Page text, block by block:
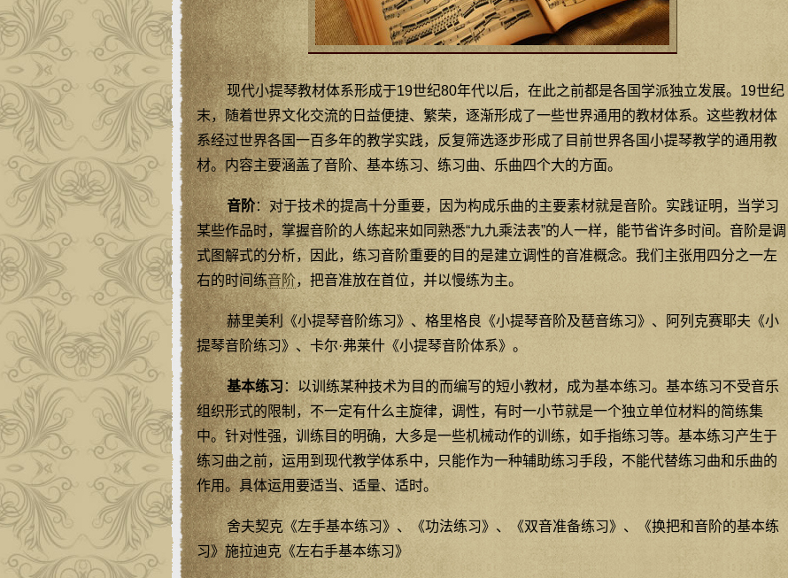
现代小提琴教材体系形成于19世纪80年代以后，在此之前都是各国学派独立发展。19世纪
末，随着世界文化交流的日益便捷、繁荣，逐渐形成了一些世界通用的教材体系。这些教材体
系经过世界各国一百多年的教学实践，反复筛选逐步形成了目前世界各国小提琴教学的通用教
材。内容主要涵盖了音阶、基本练习、练习曲、乐曲四个大的方面。
音阶：对于技术的提高十分重要，因为构成乐曲的主要素材就是音阶。实践证明，当学习
某些作品时，掌握音阶的人练起来如同熟悉“九九乘法表”的人一样，能节省许多时间。音阶是调
式图解式的分析，因此，练习音阶重要的目的是建立调性的音准概念。我们主张用四分之一左
右的时间练音阶，把音准放在首位，并以慢练为主。
赫里美利《小提琴音阶练习》、格里格良《小提琴音阶及琶音练习》、阿列克赛耶夫《小
提琴音阶练习》、卡尔·弗莱什《小提琴音阶体系》。
基本练习：以训练某种技术为目的而编写的短小教材，成为基本练习。基本练习不受音乐
组织形式的限制，不一定有什么主旋律，调性，有时一小节就是一个独立单位材料的简练集
中。针对性强，训练目的明确，大多是一些机械动作的训练，如手指练习等。基本练习产生于
练习曲之前，运用到现代教学体系中，只能作为一种辅助练习手段，不能代替练习曲和乐曲的
作用。具体运用要适当、适量、适时。
舍夫契克《左手基本练习》、《功法练习》、《双音准备练习》、《换把和音阶的基本练
习》施拉迪克《左右手基本练习》